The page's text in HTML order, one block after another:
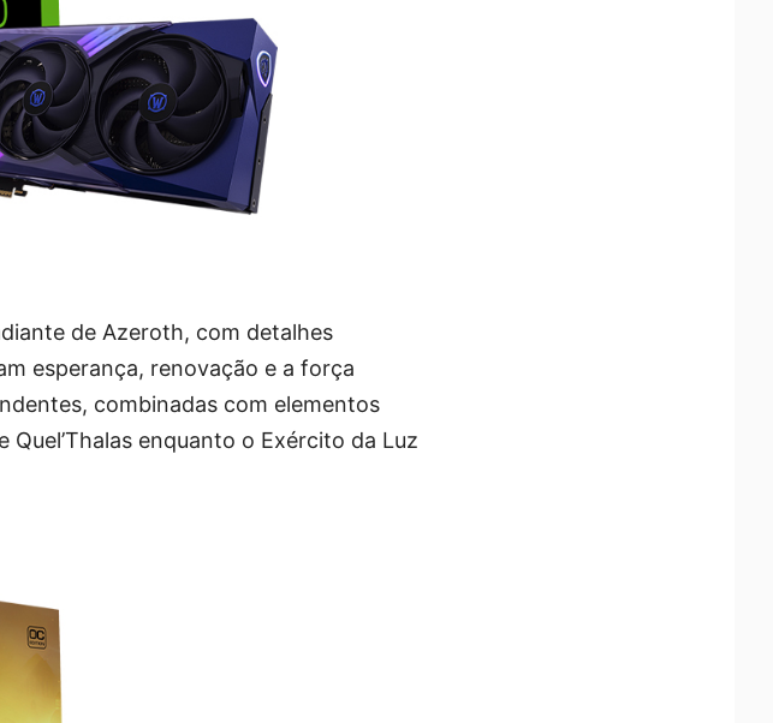
de Azeroth, com detalhes
esperança, renovação e a força
combinadas com elementos
enquanto o Exército da Luz